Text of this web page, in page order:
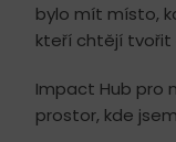
bylo mít místo,
kteří chtějí tvořit
Impact Hub pro
prostor, kde